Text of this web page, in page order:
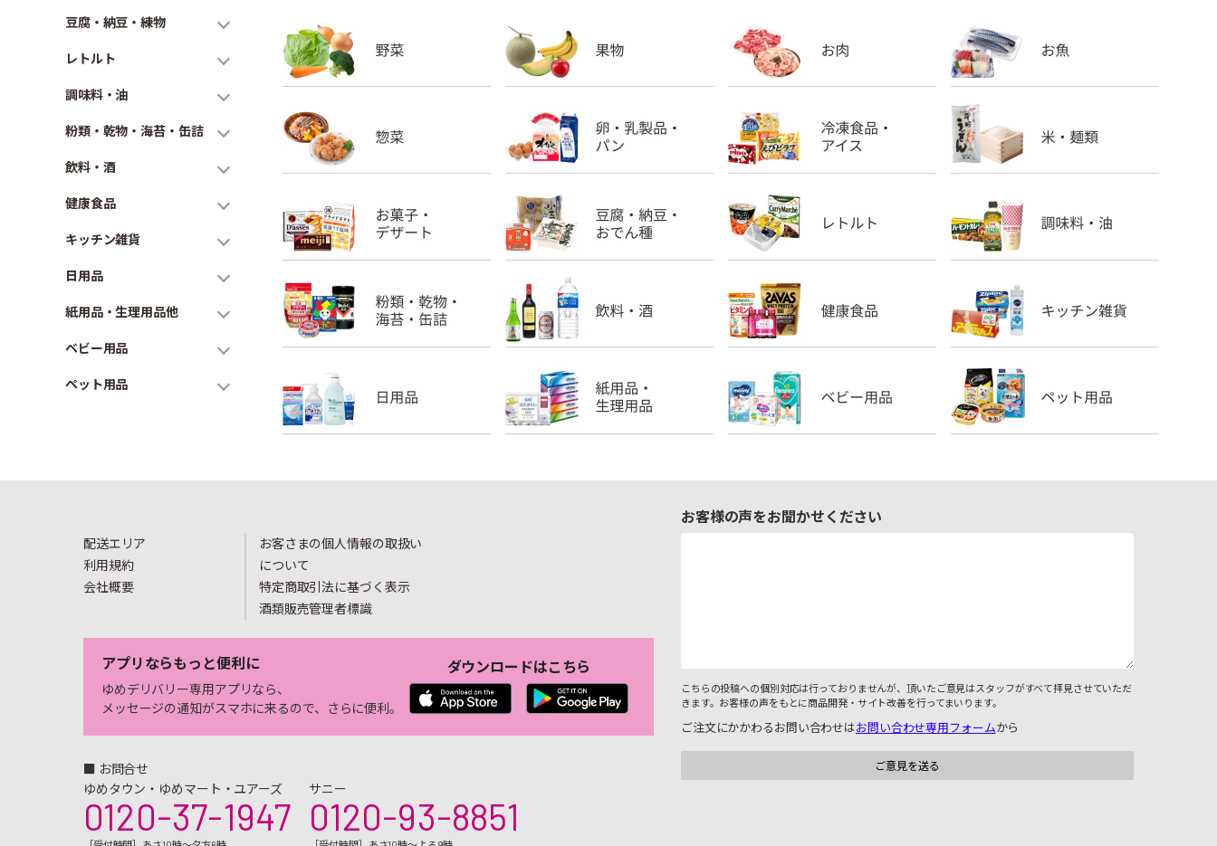
豆腐・納豆・練物
レトルト
調味料・油
粉類・乾物・海苔・缶詰
飲料・酒
健康食品
キッチン雑貨
日用品
紙用品・生理用品他
ベビー用品
ペット用品
配送エリア
利用規約
会社概要
お客さまの個人情報の取扱い
について
特定商取引法に基づく表示
酒類販売管理者標識
アプリならもっと便利に
ゆめデリバリー専用アプリなら、
メッセージの通知がスマホに来るので、さらに便利。
ダウンロードはこちら
■ お問合せ
ゆめタウン・ゆめマート・ユアーズ
0120-37-1947
サニー
0120-93-8851
お客様の声をお聞かせください
こちらの投稿への個別対応は行っておりませんが、頂いたご意見はスタッフがすべて拝見させていただ
きます。お客様の声をもとに商品開発・サイト改善を行ってまいります。
ご注文にかかわるお問い合わせはお問い合わせ専用フォームから